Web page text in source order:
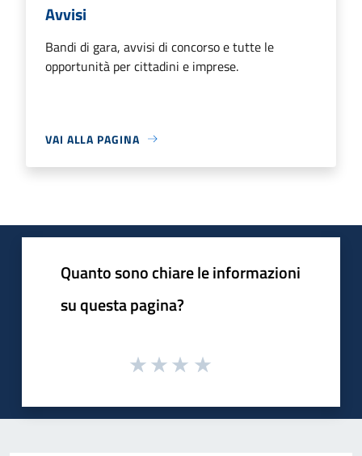
Avvisi
Bandi di gara, avvisi di concorso e tutte le
opportunità per cittadini e imprese.
VAI ALLA PAGINA
Quanto sono chiare le informazioni
su questa pagina?